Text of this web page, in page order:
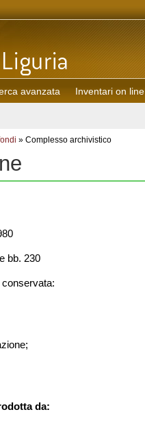
avanzata Inventari on line
» Complesso archivistico
bb. 230
da: